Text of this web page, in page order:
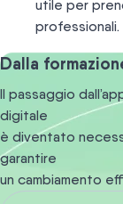
utile per
professionali.
Dalla
Il passaggio
digitale
è diventato
garantire
un cambiamento